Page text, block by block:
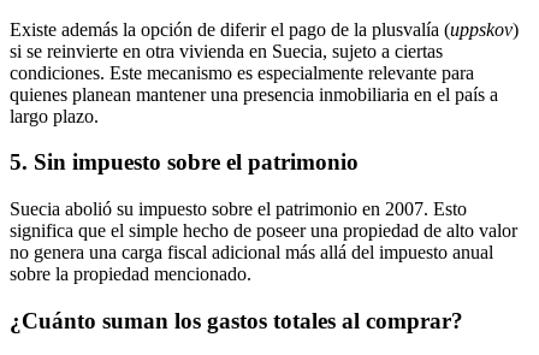
Existe además la opción de diferir el pago de la plusvalía (uppskov)
si se reinvierte en otra vivienda en Suecia, sujeto a ciertas
condiciones. Este mecanismo es especialmente relevante para
quienes planean mantener una presencia inmobiliaria en el país a
largo plazo.
5. Sin impuesto sobre el patrimonio
Suecia abolió su impuesto sobre el patrimonio en 2007. Esto
significa que el simple hecho de poseer una propiedad de alto valor
no genera una carga fiscal adicional más allá del impuesto anual
sobre la propiedad mencionado.
¿Cuánto suman los gastos totales al comprar?